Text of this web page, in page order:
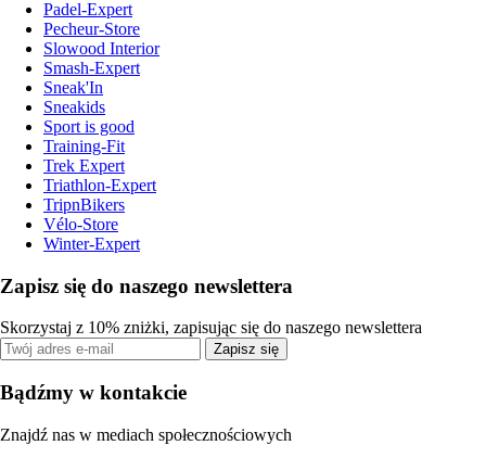
Padel-Expert
Pecheur-Store
Slowood Interior
Smash-Expert
Sneak'In
Sneakids
Sport is good
Training-Fit
Trek Expert
Triathlon-Expert
TripnBikers
Vélo-Store
Winter-Expert
Zapisz się do naszego newslettera
Skorzystaj z 10% zniżki, zapisując się do naszego newslettera
Zapisz się
Bądźmy w kontakcie
Znajdź nas w mediach społecznościowych